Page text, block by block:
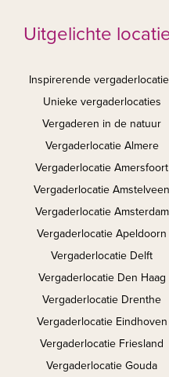
Uitgelichte
Inspirerende
Unieke vergaderlocaties
Vergaderen in de natuur
Vergaderlocatie Almere
Vergaderlocatie Amersfoort
Vergaderlocatie Amstelveen
Vergaderlocatie Amsterdam
Vergaderlocatie Apeldoorn
Vergaderlocatie Delft
Vergaderlocatie Den Haag
Vergaderlocatie Drenthe
Vergaderlocatie Eindhoven
Vergaderlocatie Friesland
Vergaderlocatie Gouda